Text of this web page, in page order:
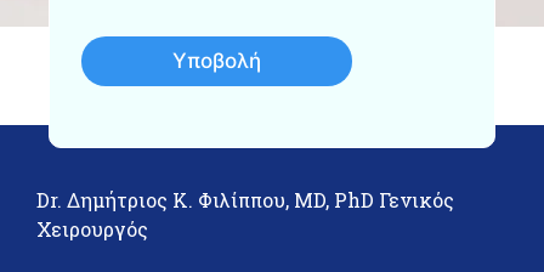
Υποβολή
Dr. Δημήτριος Κ. Φιλίππου, MD, PhD Γενικός
Χειρουργός